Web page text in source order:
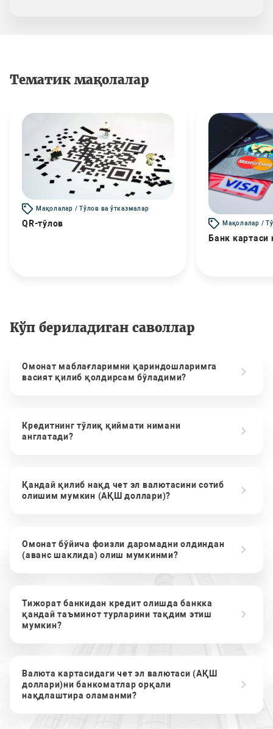
Тематик мақолалар
Мақолалар / Тўлов ва ўтказмалар
QR-тўлов Мақолалар /
Банк картаси
Кўп бериладиган саволлар
Омонат маблағларимни қариндошларимга
васият қилиб қолдирсам бўладими?
Кредитнинг тўлиқ қиймати нимани
англатади?
Қандай қилиб нақд чет эл валютасини сотиб
олишим мумкин (АҚШ доллари)?
Омонат бўйича фоизли даромадни олдиндан
(аванс шаклида) олиш мумкинми?
Тижорат банкидан кредит олишда банкка
қандай таъминот турларини тақдим этиш
мумкин?
Валюта картасидаги чет эл валютаси (АҚШ
доллари)ни банкоматлар орқали
нақдлаштира оламанми?